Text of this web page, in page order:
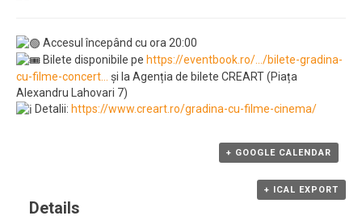
Accesul începând cu ora 20:00
Bilete disponibile pe https://eventbook.ro/…/bilete-gradina-
cu-filme-concert…
și la Agenția de bilete CREART (Piața
Alexandru Lahovari 7)
Detalii: https://www.creart.ro/gradina-cu-filme-cinema/
+ GOOGLE CALENDAR
+ ICAL EXPORT
Details